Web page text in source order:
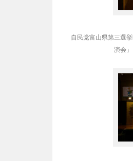
自民党富山県第三選
演会